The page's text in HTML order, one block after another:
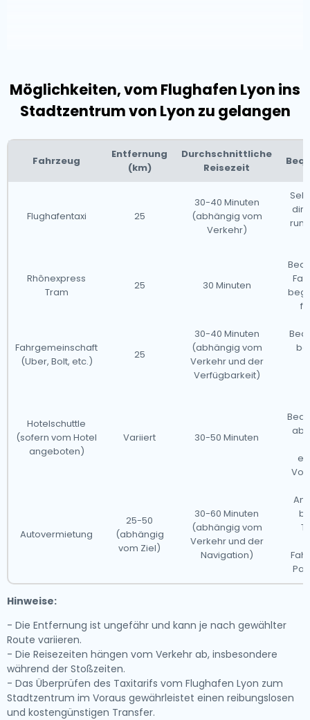
Taxis garantiert eine stressfreie Reise vom Flughafen
Lyon-Saint Exupéry.
Mit seiner reichen Geschichte, dynamischen Kultur
und außergewöhnlichen Gastronomie bietet Lyon für
jeden Reisenden etwas. Ob Sie seine historischen
Schätze erkunden oder sich in der erstklassigen Küche
verwöhnen lassen, diese Stadt verspricht ein
Möglichkeiten, vom Flughafen Lyon ins
Stadtzentrum von Lyon zu gelangen
Fahrzeug
Entfernung
(km)
Durchschnittliche
Reisezeit
Flughafentaxi 25
30-40 Minuten
(abhängig vom
Verkehr)
Rhônexpress
Tram
25 30 Minuten
Fahrgemeinschaft
(Uber, Bolt, etc.)
25
30-40 Minuten
(abhängig vom
Verkehr und der
Verfügbarkeit)
Hotelschuttle
(sofern vom Hotel
angeboten)
Variiert 30-50 Minuten
Autovermietung
25-50
(abhängig
vom Ziel)
30-60 Minuten
(abhängig vom
Verkehr und der
Navigation)
Hinweise:
- Die Entfernung ist ungefähr und kann je nach gewählter
Route variieren.
- Die Reisezeiten hängen vom Verkehr ab, insbesondere
während der Stoßzeiten.
- Das Überprüfen des Taxitarifs vom Flughafen Lyon zum
Stadtzentrum im Voraus gewährleistet einen reibungslosen
und kostengünstigen Transfer.